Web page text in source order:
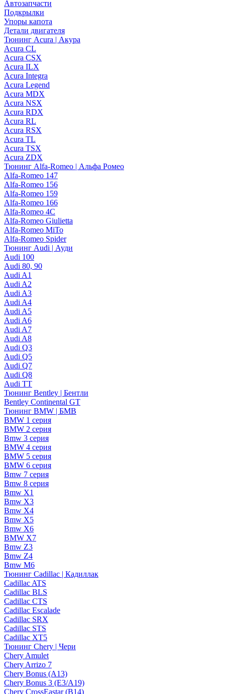
Автозапчасти
Подкрылки
Упоры капота
Детали двигателя
Тюнинг Acura | Акура
Acura CL
Acura CSX
Acura ILX
Acura Integra
Acura Legend
Acura MDX
Acura NSX
Acura RDX
Acura RL
Acura RSX
Acura TL
Acura TSX
Acura ZDX
Тюнинг Alfa-Romeo | Альфа Ромео
Alfa-Romeo 147
Alfa-Romeo 156
Alfa-Romeo 159
Alfa-Romeo 166
Alfa-Romeo 4C
Alfa-Romeo Giulietta
Alfa-Romeo MiTo
Alfa-Romeo Spider
Тюнинг Audi | Ауди
Audi 100
Audi 80, 90
Audi A1
Audi A2
Audi A3
Audi A4
Audi A5
Audi A6
Audi A7
Audi A8
Audi Q3
Audi Q5
Audi Q7
Audi Q8
Audi TT
Тюнинг Bentley | Бентли
Bentley Continental GT
Тюнинг BMW | БМВ
BMW 1 серия
BMW 2 серия
Bmw 3 серия
BMW 4 серия
BMW 5 серия
BMW 6 серия
Bmw 7 серия
Bmw 8 серия
Bmw X1
Bmw X3
Bmw X4
Bmw X5
Bmw X6
BMW X7
Bmw Z3
Bmw Z4
Bmw М6
Тюнинг Cadillac | Кадиллак
Cadillac ATS
Cadillac BLS
Cadillac CTS
Cadillac Escalade
Cadillac SRX
Cadillac STS
Cadillac XT5
Тюнинг Chery | Чери
Chery Amulet
Chery Arrizo 7
Chery Bonus (A13)
Chery Bonus 3 (E3/A19)
Chery CrossEastar (B14)